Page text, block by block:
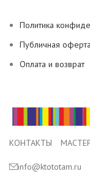
Политика
Публичная оферта
Оплата и возврат
КОНТАКТЫ
info@ktototam.ru